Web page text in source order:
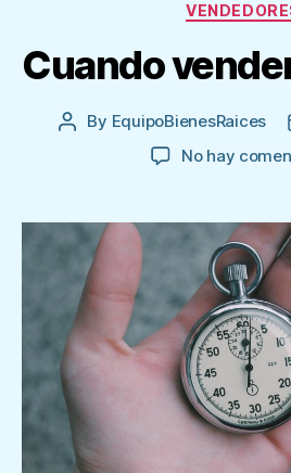
Cuando
Post
By EquipoBienesRaices
No hay